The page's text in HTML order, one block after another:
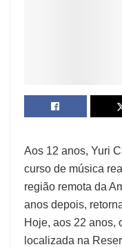
Aos 12 anos, Yuri
curso de música
região remota da
anos depois,
Hoje, aos 22 anos,
localizada na